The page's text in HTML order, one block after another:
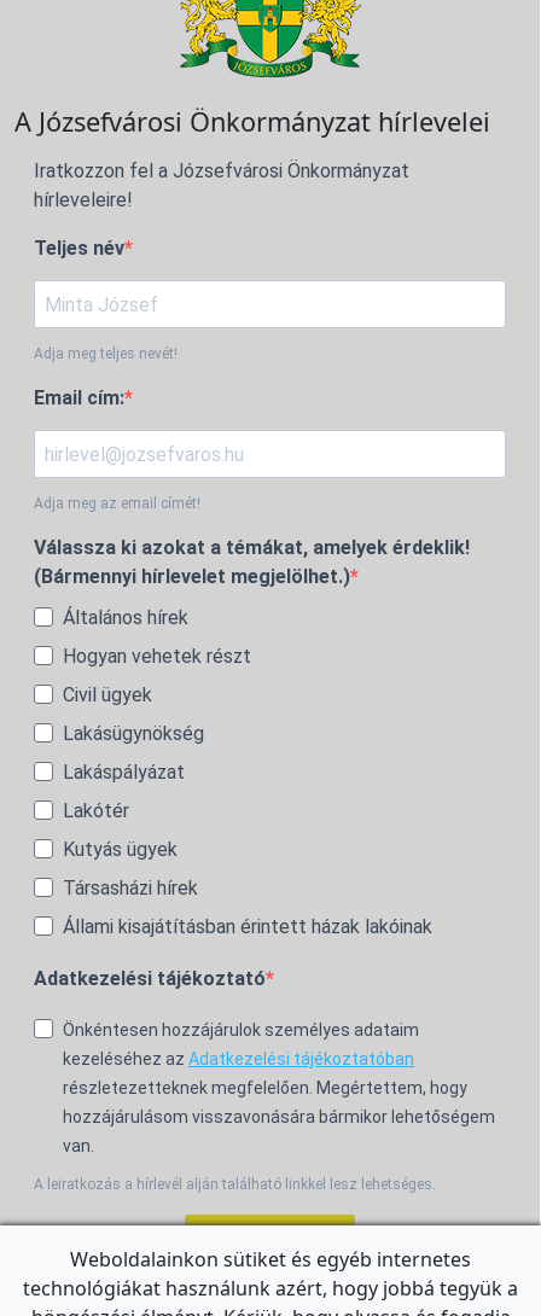
A Józsefvárosi Önkormányzat hírlevelei
Iratkozzon fel a Józsefvárosi Önkormányzat
hírleveleire!
Teljes név
Adja meg teljes nevét!
Email cím:
Adja meg az email címét!
Válassza ki azokat a témákat, amelyek érdeklik!
(Bármennyi hírlevelet megjelölhet.)
Általános hírek
Hogyan vehetek részt
Civil ügyek
Lakásügynökség
Lakáspályázat
Lakótér
Kutyás ügyek
Társasházi hírek
Állami kisajátításban érintett házak lakóinak
Adatkezelési tájékoztató
Önkéntesen hozzájárulok személyes adataim
kezeléséhez az Adatkezelési tájékoztatóban
részletezetteknek megfelelően. Megértettem, hogy
hozzájárulásom visszavonására bármikor lehetőségem
van.
A leiratkozás a hírlevél alján található linkkel lesz lehetséges.
For the English Newsletter, clickHERE.
Weboldalainkon sütiket és egyéb internetes
technológiákat használunk azért, hogy jobbá tegyük a